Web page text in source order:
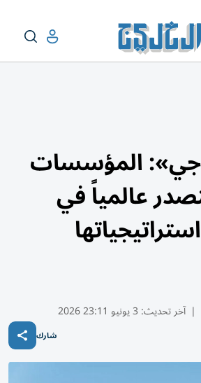
المؤسسات
عالمياً في
| آخر تحديث: 3 يونيو 23:11 2026
شارك